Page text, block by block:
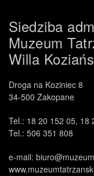
Siedziba
Muzeum
Willa
Droga na Koziniec 8
34-500 Zakopane
Tel.: 18 20 152 05, 18
Tel.: 506 351 808
e-mail: